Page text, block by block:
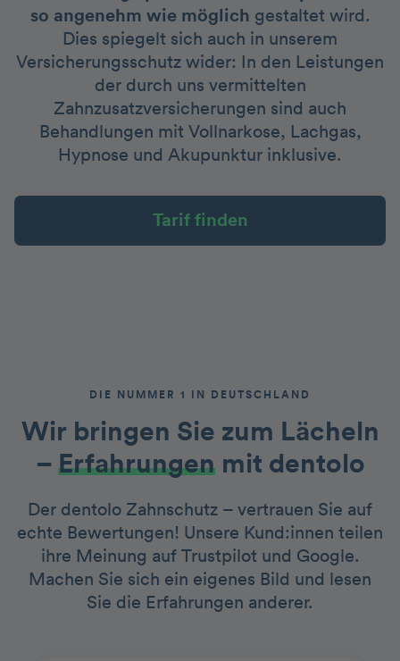
so angenehm wie möglich gestaltet wird.
Dies spiegelt sich auch in unserem
Versicherungsschutz wider: In den Leistungen
der durch uns vermittelten
Zahnzusatzversicherungen sind auch
Behandlungen mit Vollnarkose, Lachgas,
Hypnose und Akupunktur inklusive.
Tarif finden
DIE NUMMER 1 IN DEUTSCHLAND
Wir bringen Sie zum Lächeln
– Erfahrungenmit dentolo
Der dentolo Zahnschutz – vertrauen Sie auf
echte Bewertungen! Unsere Kund:innen teilen
ihre Meinung auf Trustpilot und Google.
Machen Sie sich ein eigenes Bild und lesen
Sie die Erfahrungen anderer.